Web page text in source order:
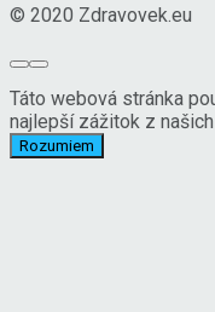
© 2020 Zdravovek.eu
Táto webová stránka
najlepší zážitok z
Rozumiem